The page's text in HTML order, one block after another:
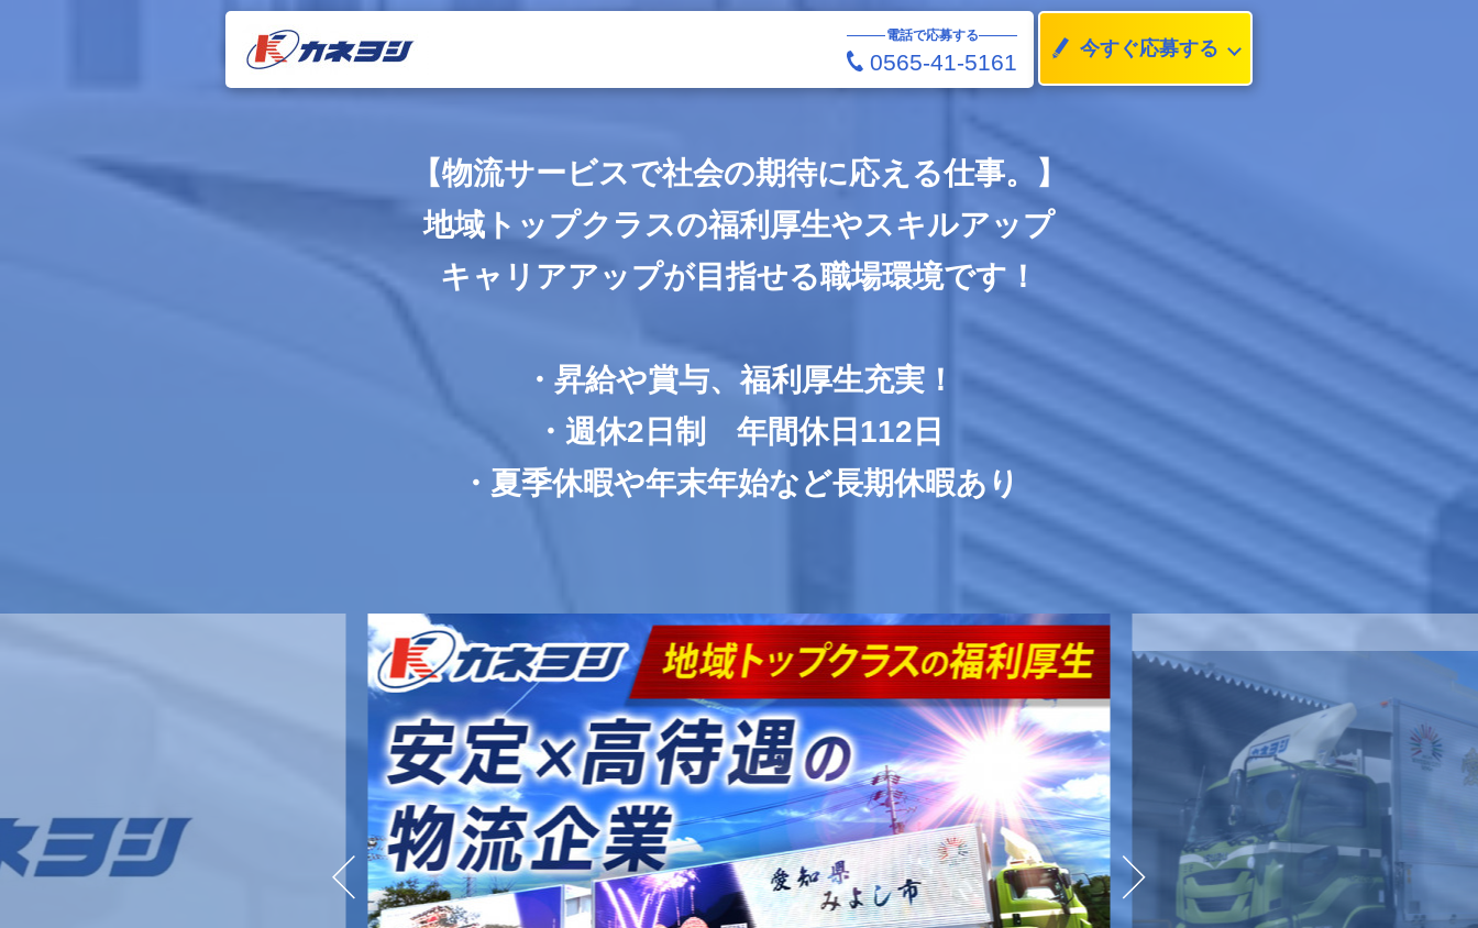
電話で応募する
0565-41-5161
今すぐ応募する
【物流サービスで社会の期待に応える仕事。】
地域トップクラスの福利厚生やスキルアップ
キャリアアップが目指せる職場環境です！
・昇給や賞与、福利厚生充実！
・週休2日制 年間休日112日
・夏季休暇や年末年始など長期休暇あり